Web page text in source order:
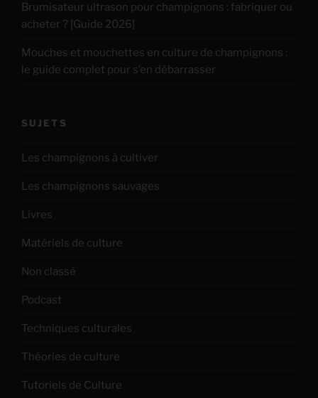
Brumisateur ultrason pour champignons : fabriquer ou
acheter ? [Guide 2026]
Mouches et mouchettes en culture de champignons :
le guide complet pour s’en débarrasser
SUJETS
Les champignons à cultiver
Les champignons sauvages
Livres
Matériels de culture
Non classé
Podcast
Techniques culturales
Théories de culture
Tutoriels de Culture